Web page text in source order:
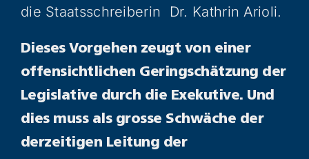
die Staatsschreiberin Dr. Kathrin Arioli.
Dieses Vorgehen zeugt von einer
offensichtlichen Geringschätzung der
Legislative durch die Exekutive. Und
dies muss als grosse Schwäche der
derzeitigen Leitung der